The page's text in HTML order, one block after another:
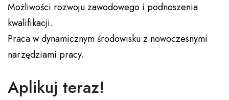
Możliwości rozwoju zawodowego i podnoszenia
kwalifikacji.
Praca w dynamicznym środowisku z nowoczesnymi
narzędziami pracy.
Aplikuj teraz!